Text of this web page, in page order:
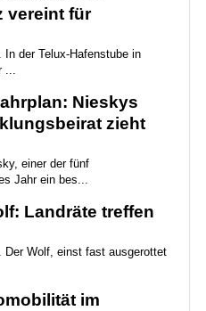
vereint für
der Telux-Hafenstube in
...
Nieskys
zieht
einer der fünf
Jahr ein bes...
Landräte treffen
Der Wolf, einst fast ausgerottet
im